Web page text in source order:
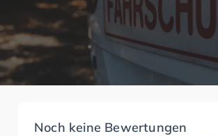
Noch keine Bewertungen